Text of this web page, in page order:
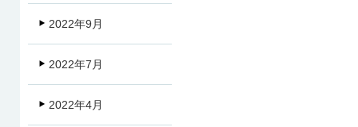
2022年9月
2022年7月
2022年4月